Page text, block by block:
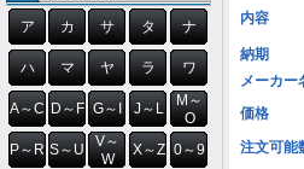
ア カ サ タ ナ
ハ マ ヤ ラ ワ
A～C D～F G～I J～L
M～
O
P～R S～U
V～
W
X～Z 0～9
内容
納期
メーカー
価格
注文可能